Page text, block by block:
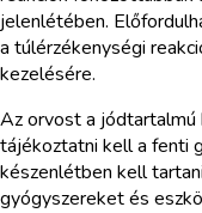
jelenlétében.
a túlérzékenységi
kezelésére.
Az orvost a
tájékoztatni kell a fenti
készenlétben kell
gyógyszereket és